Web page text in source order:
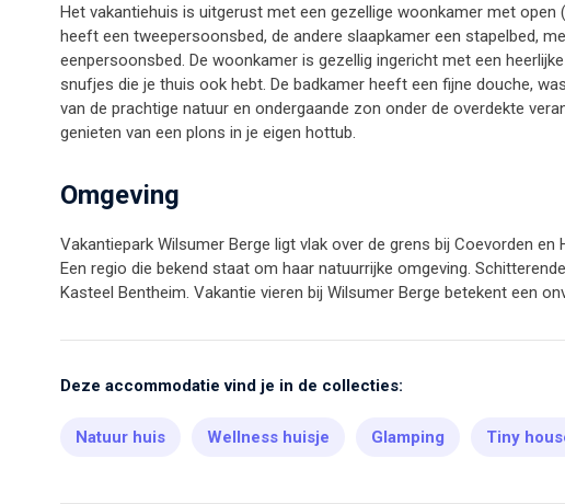
Het vakantiehuis is uitgerust met een gezellige woonkamer met open
heeft een tweepersoonsbed, de andere slaapkamer een stapelbed,
eenpersoonsbed. De woonkamer is gezellig ingericht met een
snufjes die je thuis ook hebt. De badkamer heeft een fijne douche,
van de prachtige natuur en ondergaande zon onder de overdekte
genieten van een plons in je eigen hottub.
Omgeving
Vakantiepark Wilsumer Berge ligt vlak over de grens bij Coevorden
Een regio die bekend staat om haar natuurrijke omgeving.
Kasteel Bentheim. Vakantie vieren bij Wilsumer Berge betekent een
Deze accommodatie vind je in de collecties:
Natuur huis Wellness huisje Glamping Tiny